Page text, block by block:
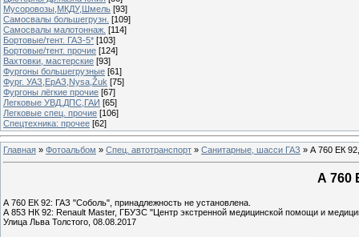
Мусоровозы,МКДУ,Шмель [93]
Самосвалы большегрузн. [109]
Самосвалы малотоннаж. [114]
Бортовые/тент. ГАЗ-5* [103]
Бортовые/тент. прочие [124]
Вахтовки, мастерские [93]
Фургоны большегрузные [61]
Фург. УАЗ,ЕрАЗ,Nysa,Žuk [75]
Фургоны лёгкие прочие [67]
Легковые УВД,ДПС,ГАИ [65]
Легковые спец. прочие [106]
Спецтехника: прочее [62]
Главная » Фотоальбом » Спец. автотранспорт » Санитарные, шасси ГАЗ » А 760 ЕК
А 760
А 760 ЕК 92: ГАЗ "Соболь", принадлежность не установлена.
А 853 НК 92: Renault Master, ГБУЗС "Центр экстренной медицинской помощи и
Улица Льва Толстого, 08.08.2017